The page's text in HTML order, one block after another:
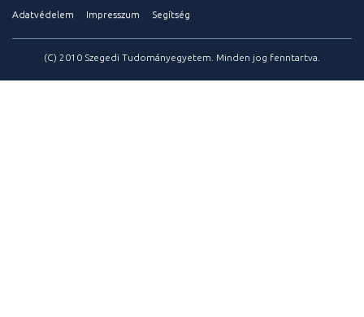
Adatvédelem Impresszum Segítség
(C) 2010 Szegedi Tudományegyetem. Minden jog fenntartva.